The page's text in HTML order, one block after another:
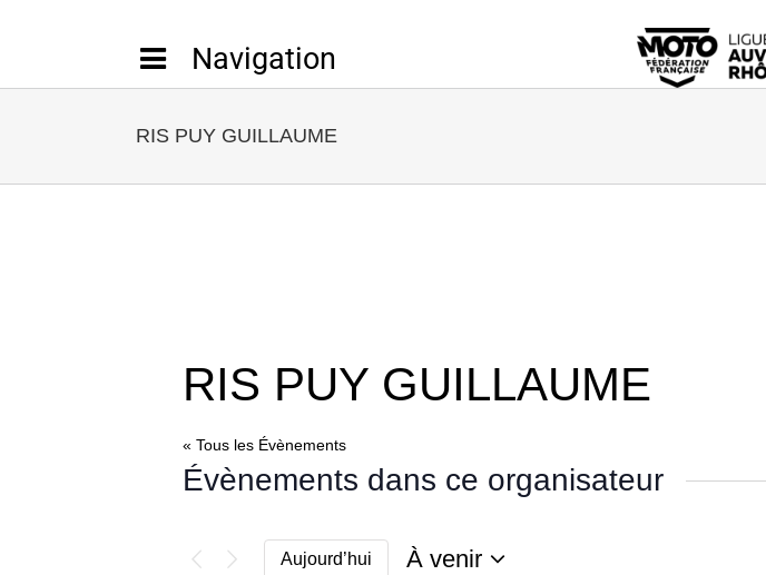
RIS PUY GUILLAUME
RIS PUY GUILLAUME
« Tous les Évènements
Évènements dans ce organisateur
Aujourd’hui
À venir